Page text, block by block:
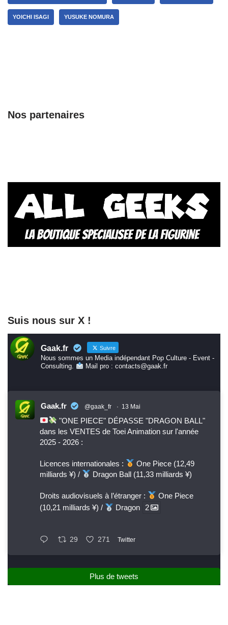
YOICHI ISAGI YUSUKE NOMURA
Nos partenaires
Suis nous sur X !
Gaak.fr Suivre
Nous sommes un Media indépendant Pop Culture - Event -
Consulting.
Mail pro : contacts@gaak.fr
Gaak.fr @gaak_fr · 13 Mai
"ONE PIECE" DÉPASSE "DRAGON BALL"
dans les VENTES de Toei Animation sur l'année
2025 - 2026 :
Licences internationales :
One Piece (12,49
milliards ¥) /
Dragon Ball (11,33 milliards ¥)
Droits audiovisuels à l’étranger :
One Piece
(10,21 milliards ¥) /
Dragon 2
29 271 Twitter
Plus de tweets